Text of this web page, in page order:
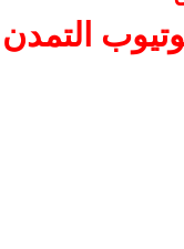
التمدن